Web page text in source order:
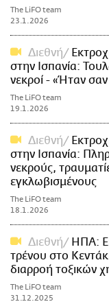
The LiFO team
23.1.2026
Διεθνή
στην Ισπανία:
νεκροί - «Ήταν σαν
The LiFO team
19.1.2026
Διεθνή
στην Ισπανία:
νεκρούς,
εγκλωβισμένους
The LiFO team
18.1.2026
Διεθνή
ΗΠΑ:
τρένου στο
διαρροή τοξικών
The LiFO team
31.12.2025